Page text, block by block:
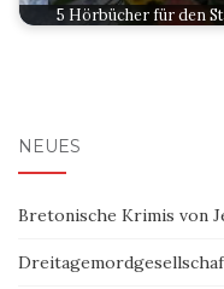
5 Hörbücher für den
NEUES
Bretonische Krimis von